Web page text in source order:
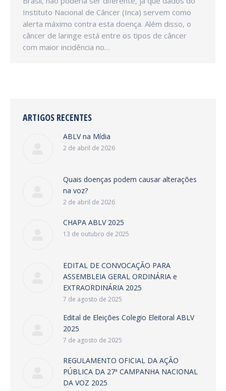
Instituto Nacional de Câncer (Inca) servem como
alerta máximo contra esta doença. Além disso, o
câncer de laringe está entre os tipos de câncer
com maior incidência no…
ARTIGOS RECENTES
ABLV na Mídia
2 de abril de 2026
Quais doenças podem causar alterações
na voz?
2 de abril de 2026
CHAPA ABLV 2025
13 de outubro de 2025
EDITAL DE CONVOCAÇÃO PARA
ASSEMBLEIA GERAL ORDINÁRIA e
EXTRAORDINÁRIA 2025
7 de agosto de 2025
Edital de Eleições Colegio Eleitoral ABLV
2025
7 de agosto de 2025
REGULAMENTO OFICIAL DA AÇÃO
PÚBLICA DA 27ª CAMPANHA NACIONAL
DA VOZ 2025